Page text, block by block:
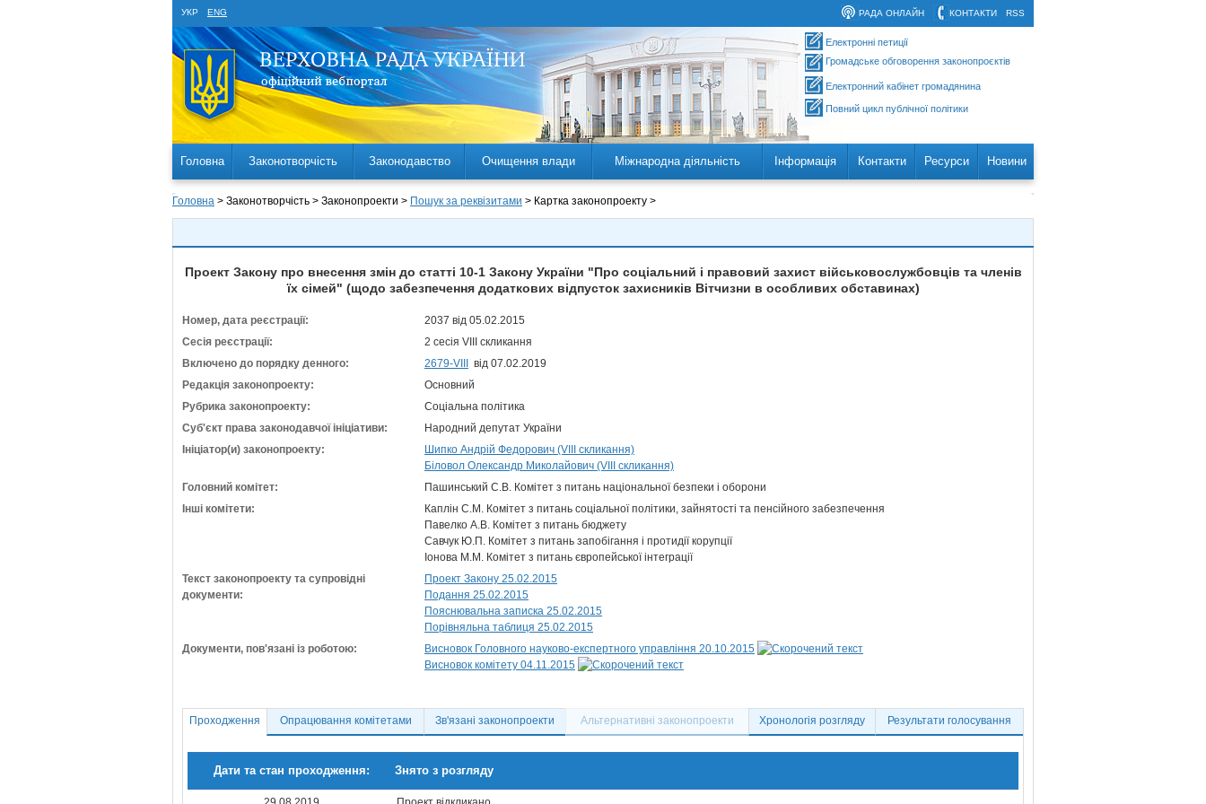
УКР ENG RSS
КОНТАКТИ
РАДА ОНЛАЙН
Електронні петиції
Громадське обговорення законопроєктів
Електронний кабінет громадянина
Повний цикл публічної політики
Головна Законотворчість Законодавство Очищення влади Міжнародна діяльність Інформація Контакти Ресурси Новини
Головна > Законотворчість > Законопроекти > Пошук за реквізитами > Картка законопроекту >
Проект Закону про внесення змін до статті 10-1 Закону України "Про соціальний і правовий захист військовослужбовців та членів
їх сімей" (щодо забезпечення додаткових відпусток захисників Вітчизни в особливих обставинах)
Номер, дата реєстрації:
2037 від 05.02.2015
Сесія реєстрації:
2 сесія VIII скликання
Включено до порядку денного:
2679-VIII
від 07.02.2019
Редакція законопроекту:
Основний
Рубрика законопроекту:
Соціальна політика
Суб'єкт права законодавчої ініціативи:
Народний депутат України
Ініціатор(и) законопроекту:
Шипко Андрій Федорович (VIII скликання)
Біловол Олександр Миколайович (VIII скликання)
Головний комітет:
Пашинський С.В. Комітет з питань національної безпеки і оборони
Інші комітети:
Каплін С.М. Комітет з питань соціальної політики, зайнятості та пенсійного забезпечення
Павелко А.В. Комітет з питань бюджету
Савчук Ю.П. Комітет з питань запобігання і протидії корупції
Іонова М.М. Комітет з питань європейської інтеграції
Текст законопроекту та супровідні
документи:
Проект Закону 25.02.2015
Подання 25.02.2015
Пояснювальна записка 25.02.2015
Порівняльна таблиця 25.02.2015
Документи, пов'язані із роботою:
Висновок Головного науково-експертного управління 20.10.2015
Висновок комітету 04.11.2015
Проходження Опрацювання комітетами Зв'язані законопроекти Альтернативні законопроекти Хронологія розгляду Результати голосування
Дати та стан проходження: Знято з розгляду